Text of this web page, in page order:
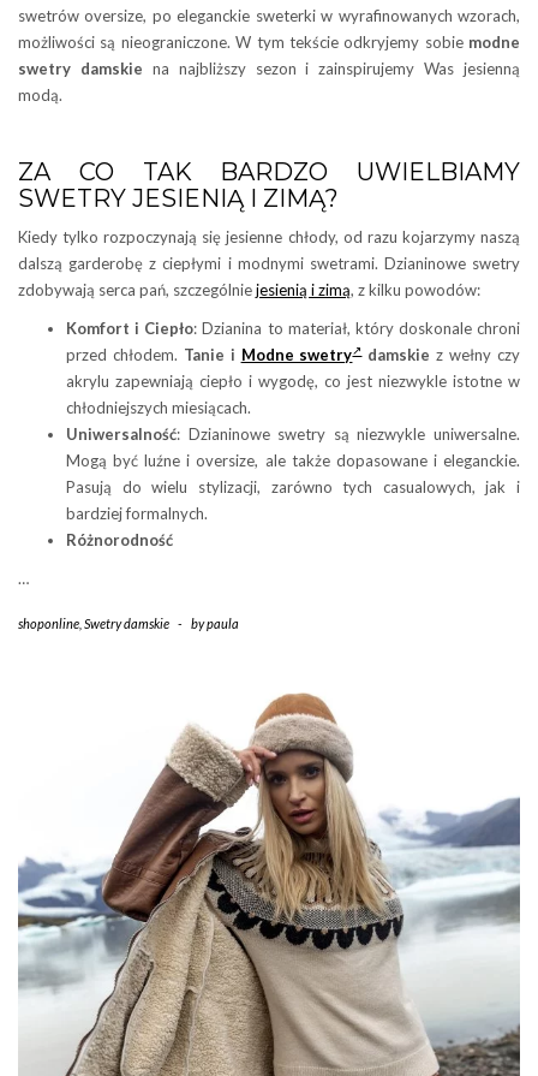
swetrów oversize, po eleganckie sweterki w wyrafinowanych wzorach,
możliwości są nieograniczone. W tym tekście odkryjemy sobie modne
swetry damskie na najbliższy sezon i zainspirujemy Was jesienną
modą.
ZA CO TAK BARDZO UWIELBIAMY
SWETRY JESIENIĄ I ZIMĄ?
Kiedy tylko rozpoczynają się jesienne chłody, od razu kojarzymy naszą
dalszą garderobę z ciepłymi i modnymi swetrami. Dzianinowe swetry
zdobywają serca pań, szczególniejesienią i zimą, z kilku powodów:
Komfort i Ciepło: Dzianina to materiał, który doskonale chroni
przed chłodem. Tanie i Modne swetry damskie z wełny czy
akrylu zapewniają ciepło i wygodę, co jest niezwykle istotne w
chłodniejszych miesiącach.
Uniwersalność: Dzianinowe swetry są niezwykle uniwersalne.
Mogą być luźne i oversize, ale także dopasowane i eleganckie.
Pasują do wielu stylizacji, zarówno tych casualowych, jak i
bardziej formalnych.
Różnorodność
…
shoponline Swetry damskie - bypaula